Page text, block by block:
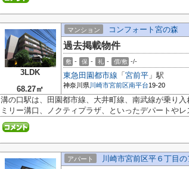
3LDK
68.27㎡
マンション コンフォート宮の森
過去掲載物件
敷 - 保 - 礼 - 償/敷 -/-
東急田園都市線 「 宮前平 」駅
神奈川県川崎市宮前区南平台19-20
溝の口駅は、田園都市線、大井町線、南武線が乗り
ミリー溝口、ノクティプラザ、といったデパートや
アパート 川崎市宮前区平６丁目の